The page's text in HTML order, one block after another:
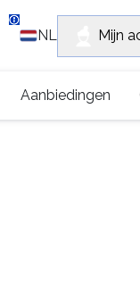
NL Mijn
Aanbiedingen